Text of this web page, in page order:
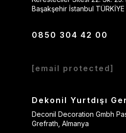
Başakşehir İstanbul TÜRKİYE
0850 304 42 00
[email protected]
Dekonil Yurtdışı
Deconil Decoration Gmbh
Grefrath, Almanya